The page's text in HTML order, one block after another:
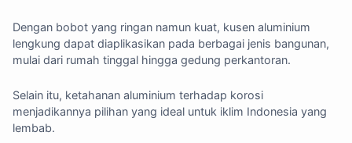
Dengan bobot yang ringan namun kuat, kusen aluminium
lengkung dapat diaplikasikan pada berbagai jenis bangunan,
mulai dari rumah tinggal hingga gedung perkantoran.
Selain itu, ketahanan aluminium terhadap korosi
menjadikannya pilihan yang ideal untuk iklim Indonesia yang
lembab.